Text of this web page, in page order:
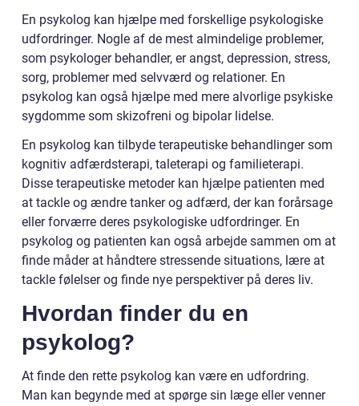
En psykolog kan hjælpe med forskellige psykologiske
udfordringer. Nogle af de mest almindelige problemer,
som psykologer behandler, er angst, depression, stress,
sorg, problemer med selvværd og relationer. En
psykolog kan også hjælpe med mere alvorlige psykiske
sygdomme som skizofreni og bipolar lidelse.
En psykolog kan tilbyde terapeutiske behandlinger som
kognitiv adfærdsterapi, taleterapi og familieterapi.
Disse terapeutiske metoder kan hjælpe patienten med
at tackle og ændre tanker og adfærd, der kan forårsage
eller forværre deres psykologiske udfordringer. En
psykolog og patienten kan også arbejde sammen om at
finde måder at håndtere stressende situations, lære at
tackle følelser og finde nye perspektiver på deres liv.
Hvordan finder du en
psykolog?
At finde den rette psykolog kan være en udfordring.
Man kan begynde med at spørge sin læge eller venner